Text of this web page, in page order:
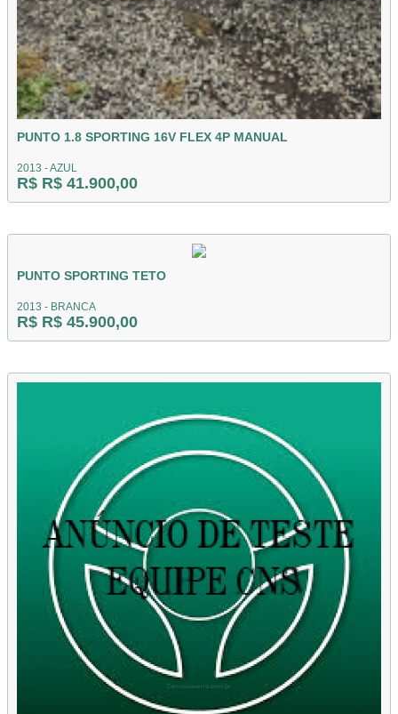
PUNTO 1.8 SPORTING 16V FLEX 4P MANUAL
2013 - AZUL
R$ R$ 41.900,00
PUNTO SPORTING TETO
2013 - BRANCA
R$ R$ 45.900,00